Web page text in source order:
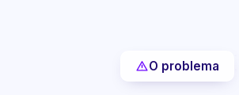
O problema